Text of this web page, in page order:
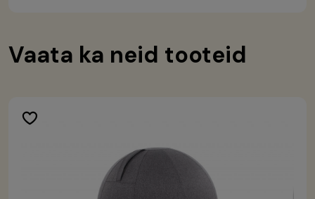
Vaata ka neid tooteid